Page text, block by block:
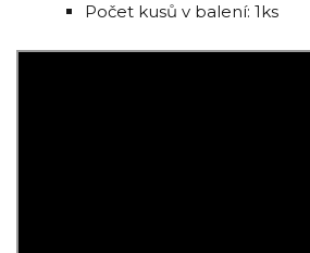
Počet kusů v balení: 1ks